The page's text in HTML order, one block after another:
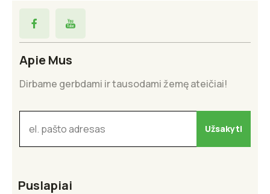
Apie Mus
Dirbame gerbdami ir tausodami žemę ateičiai!
Puslapiai